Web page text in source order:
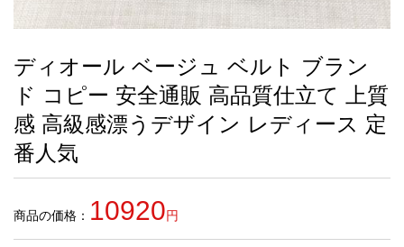
お
す
め
商
品
人
ディオール ベージュ ベルト ブラン
ド コピー 安全通販 高品質仕立て 上質
感 高級感漂うデザイン レディース 定
番人気
商品の価格： 10920円